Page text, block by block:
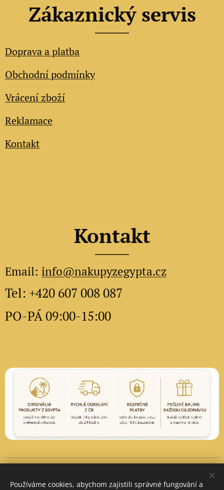
Zákaznický servis
Doprava a platba
Obchodní podmínky
Vrácení zboží
Reklamace
Kontakt
Kontakt
Email: info@nakupyzegypta.cz
Tel: +420 607 008 087
PO-PÁ 09:00-15:00
Měna
Používáme cookies, abychom zajistili správné fungování a